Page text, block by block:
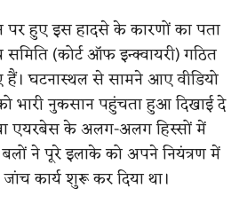
पर हुए इस हादसे के कारणों का पता
(कोर्ट ऑफ इन्क्वायरी) गठित
घटनास्थल से सामने आए वीडियो
भारी नुकसान पहुंचता हुआ दिखाई दे
एयरबेस के अलग-अलग हिस्सों में
ने पूरे इलाके को अपने नियंत्रण में
कार्य शुरू कर दिया था।